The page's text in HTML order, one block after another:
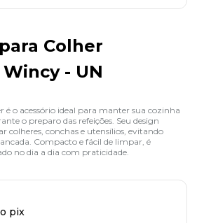
Colher
- UN
é o acessório ideal para manter sua cozinha
o preparo das refeições. Seu design
colheres, conchas e utensílios, evitando
Compacto e fácil de limpar, é
no dia a dia com praticidade.
pix